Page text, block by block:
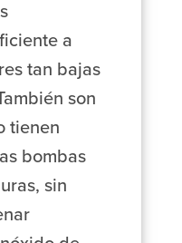
a
tan bajas
son
tienen
bombas
sin